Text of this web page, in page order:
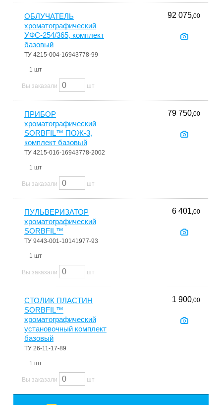
ОБЛУЧАТЕЛЬ
хроматографический
УФС-254/365, комплект
базовый
ТУ 4215-004-16943778-99
1 шт
92 075,00
Вы заказали шт
ПРИБОР
хроматографический
SORBFIL™ ПОЖ-3,
комплект базовый
ТУ 4215-016-16943778-2002
1 шт
79 750,00
Вы заказали шт
ПУЛЬВЕРИЗАТОР
хроматографический
SORBFIL™
ТУ 9443-001-10141977-93
1 шт
6 401,00
Вы заказали шт
СТОЛИК ПЛАСТИН
SORBFIL™
хроматографический
установочный комплект
базовый
ТУ 26-11-17-89
1 шт
1 900,00
Вы заказали шт